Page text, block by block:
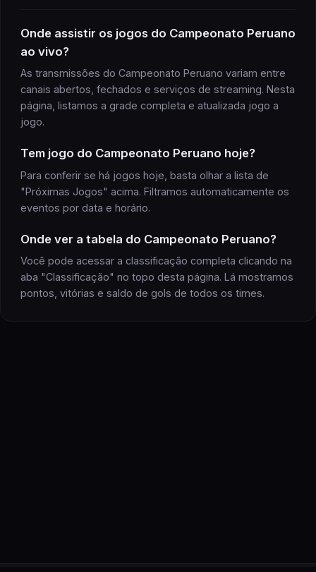
Onde assistir os jogos do Campeonato Peruano
ao vivo?
As transmissões do Campeonato Peruano variam entre
canais abertos, fechados e serviços de streaming. Nesta
página, listamos a grade completa e atualizada jogo a
jogo.
Tem jogo do Campeonato Peruano hoje?
Para conferir se há jogos hoje, basta olhar a lista de
"Próximas Jogos" acima. Filtramos automaticamente os
eventos por data e horário.
Onde ver a tabela do Campeonato Peruano?
Você pode acessar a classificação completa clicando na
aba "Classificação" no topo desta página. Lá mostramos
pontos, vitórias e saldo de gols de todos os times.